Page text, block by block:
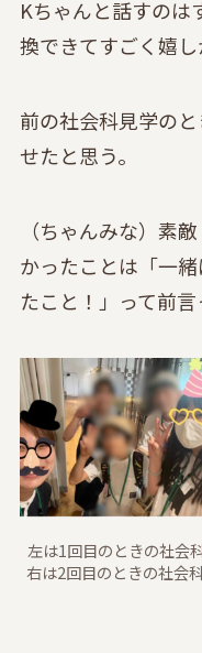
Kちゃんと話すのは
換できてすごく嬉し
前の社会科見学の
せたと思う。
（ちゃんみな）素
かったことは「一
たこと！」って前言
左は1回目のときの社会
右は2回目のときの社会